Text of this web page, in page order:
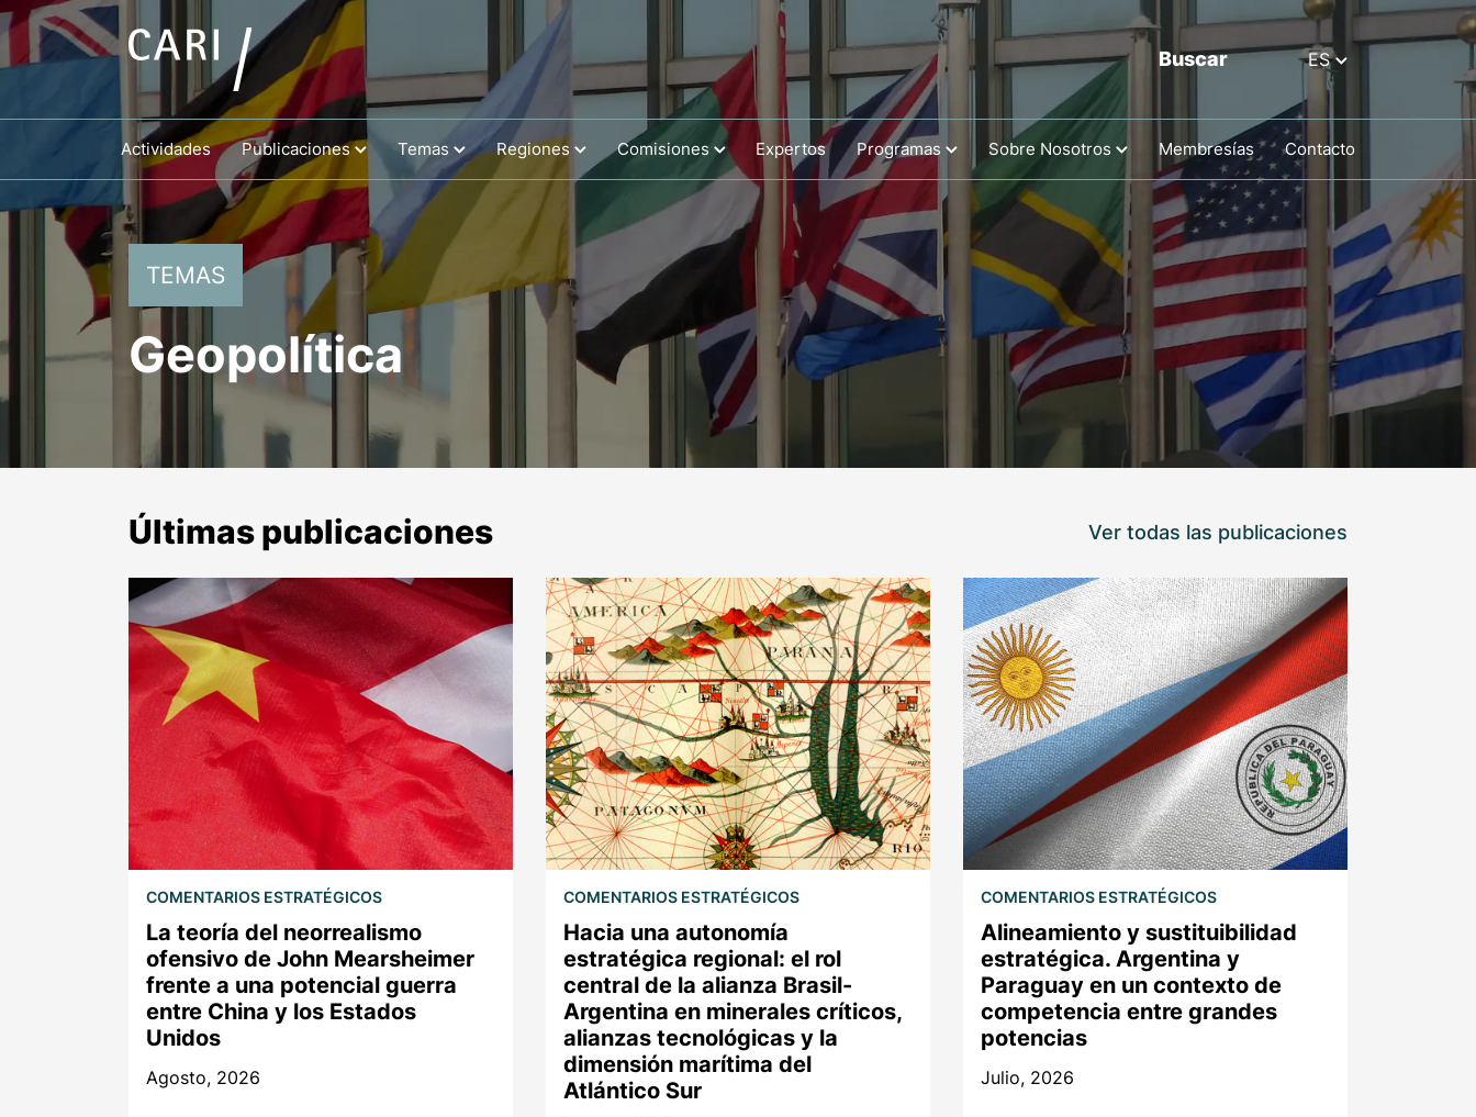
Buscar ES
Actividades Publicaciones Temas Regiones Comisiones Expertos Programas Sobre Nosotros Membresías Contacto
TEMAS
Geopolítica
Últimas publicaciones Ver todas las publicaciones
COMENTARIOS ESTRATÉGICOS
La teoría del neorrealismo
ofensivo de John Mearsheimer
frente a una potencial guerra
entre China y los Estados
Unidos
Agosto, 2026
COMENTARIOS ESTRATÉGICOS
Hacia una autonomía
estratégica regional: el rol
central de la alianza Brasil-
Argentina en minerales críticos,
alianzas tecnológicas y la
dimensión marítima del
Atlántico Sur
COMENTARIOS ESTRATÉGICOS
Alineamiento y sustituibilidad
estratégica. Argentina y
Paraguay en un contexto de
competencia entre grandes
potencias
Julio, 2026